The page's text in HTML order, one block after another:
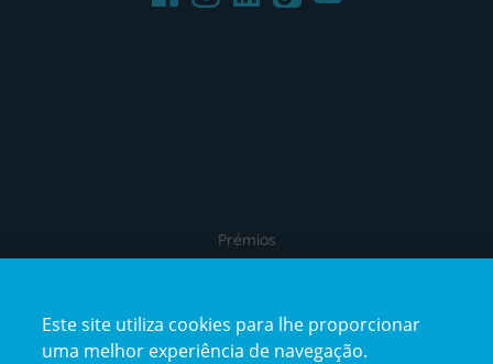
Prémios
Este site utiliza cookies para lhe proporcionar
uma melhor experiência de navegação.